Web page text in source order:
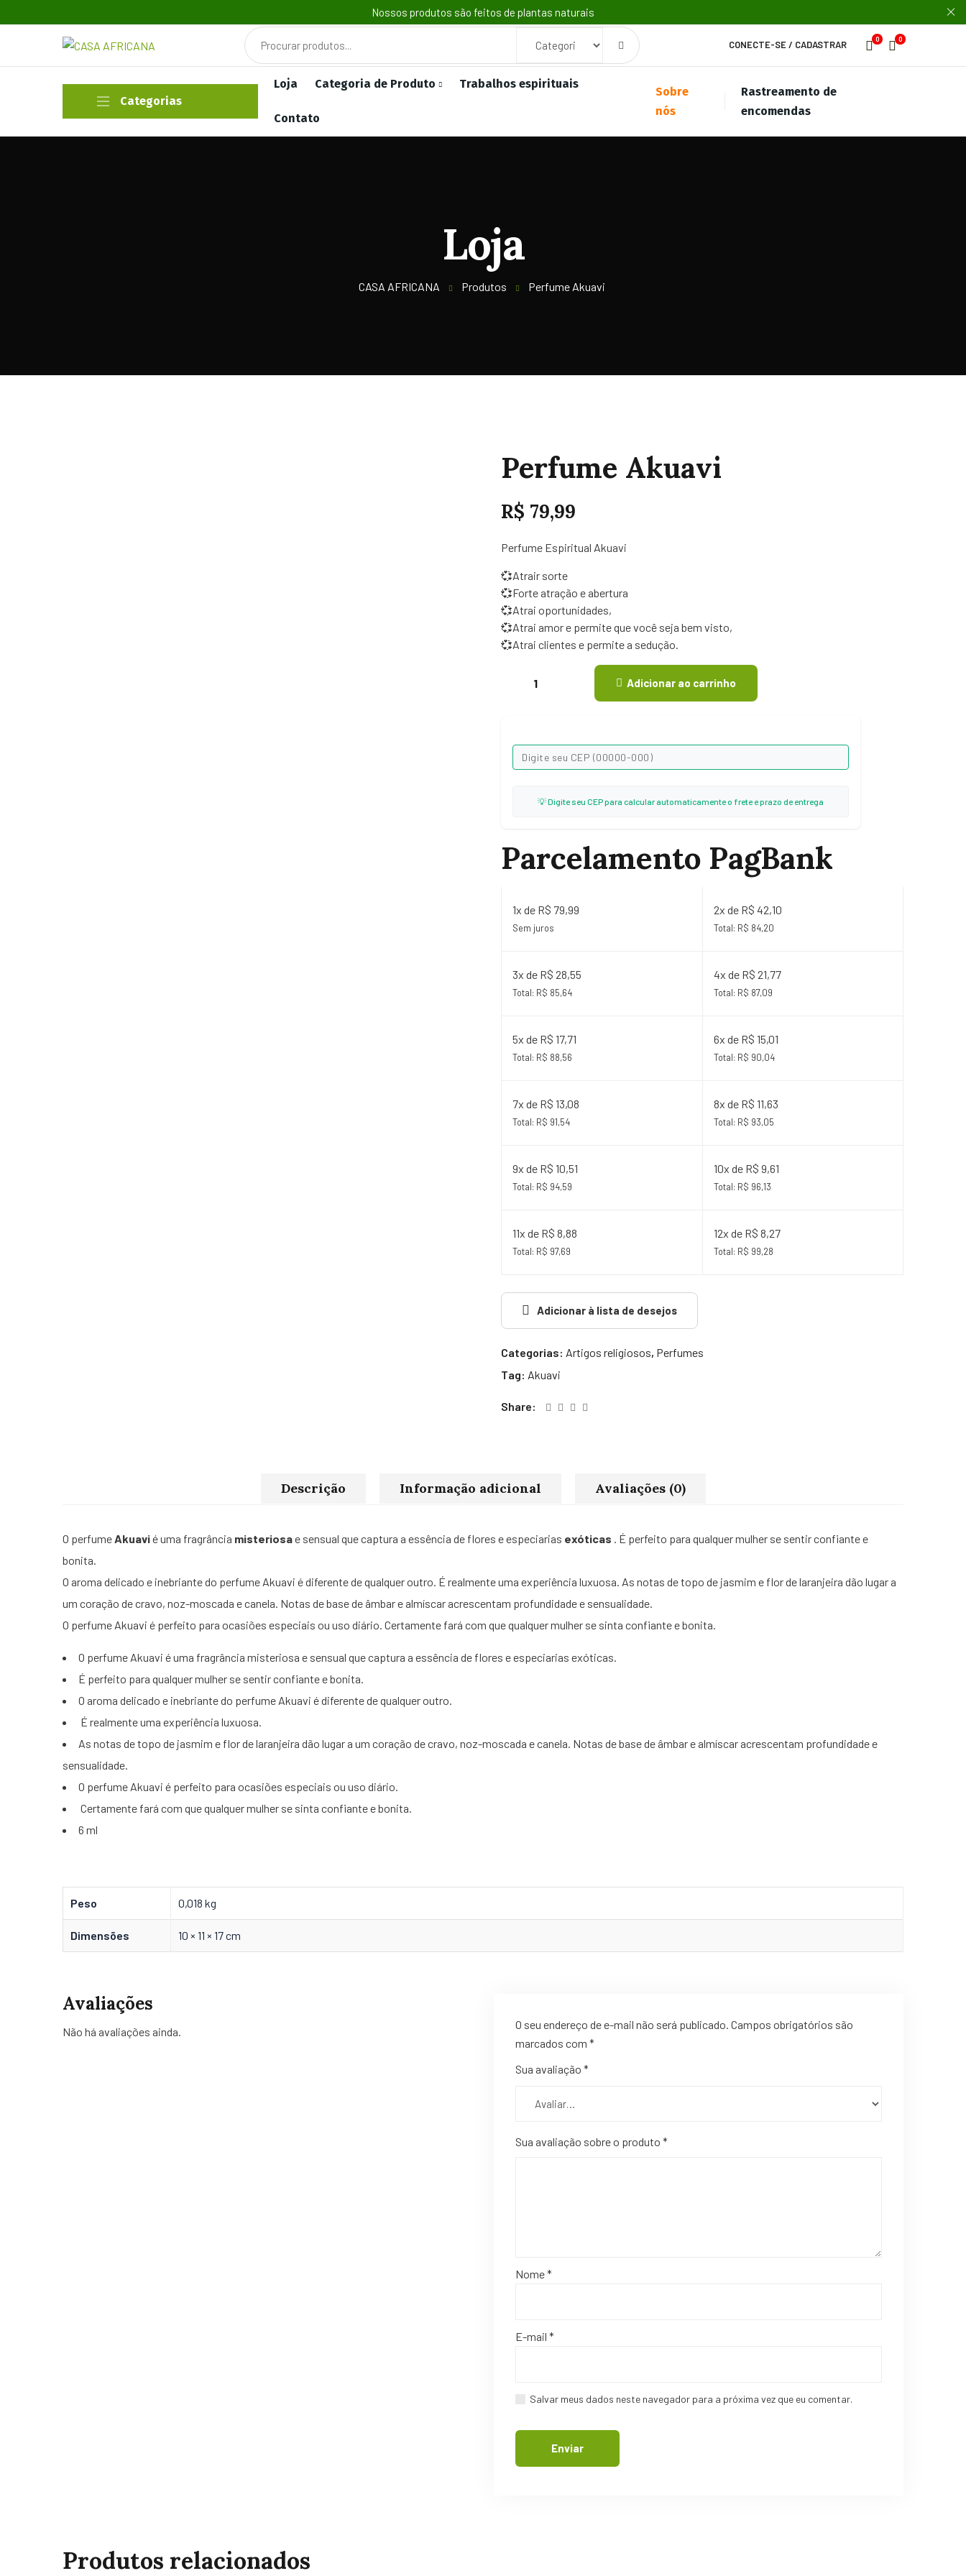
Nossos produtos são feitos de plantas naturais
CONECTE-SE/ CADASTRAR
0 0
Categorias
Loja Categoria de Produto Trabalhos espirituais
Contato
Sobre
nós
Rastreamento de
encomendas
Loja
CASA AFRICANA Produtos Perfume Akuavi
Perfume Akuavi
R$ 79,99
Perfume Espiritual Akuavi
💞Atrair sorte
💞Forte atração e abertura
💞Atrai oportunidades,
💞Atrai amor e permite que você seja bem visto,
💞Atrai clientes e permite a sedução.
Adicionar ao carrinho
💡 Digite seu CEP para calcular automaticamente o frete e prazo de entrega
Parcelamento PagBank
1x de R$ 79,99
Sem juros
2x de R$ 42,10
Total: R$ 84,20
3x de R$ 28,55
Total: R$ 85,64
4x de R$ 21,77
Total: R$ 87,09
5x de R$ 17,71
Total: R$ 88,56
6x de R$ 15,01
Total: R$ 90,04
7x de R$ 13,08
Total: R$ 91,54
8x de R$ 11,63
Total: R$ 93,05
9x de R$ 10,51
Total: R$ 94,59
10x de R$ 9,61
Total: R$ 96,13
11x de R$ 8,88
Total: R$ 97,69
12x de R$ 8,27
Total: R$ 99,28
Adicionar à lista de desejos
Categorias: Artigos religiosos, Perfumes
Tag: Akuavi
Share:
Descrição Informação adicional Avaliações (0)
O perfumeAkuavié uma fragrância misteriosae sensual que captura a essência de flores e especiarias exóticas . É perfeito para qualquer mulher se sentir confiante e
bonita.
O aroma delicado e inebriante do perfume Akuavi é diferente de qualquer outro. É realmente uma experiência luxuosa. As notas de topo de jasmim e flor de laranjeira dão lugar a
um coração de cravo, noz-moscada e canela. Notas de base de âmbar e almíscar acrescentam profundidade e sensualidade.
O perfume Akuavi é perfeito para ocasiões especiais ou uso diário. Certamente fará com que qualquer mulher se sinta confiante e bonita.
O perfume Akuavi é uma fragrância misteriosa e sensual que captura a essência de flores e especiarias exóticas.
É perfeito para qualquer mulher se sentir confiante e bonita.
O aroma delicado e inebriante do perfume Akuavi é diferente de qualquer outro.
É realmente uma experiência luxuosa.
As notas de topo de jasmim e flor de laranjeira dão lugar a um coração de cravo, noz-moscada e canela. Notas de base de âmbar e almíscar acrescentam profundidade e
sensualidade.
O perfume Akuavi é perfeito para ocasiões especiais ou uso diário.
Certamente fará com que qualquer mulher se sinta confiante e bonita.
6 ml
Peso 0,018 kg
Dimensões 10 × 11 × 17 cm
Avaliações
Não há avaliações ainda.
O seu endereço de e-mail não será publicado. Campos obrigatórios são
marcados com *
Sua avaliação *
Sua avaliação sobre o produto *
Nome*
E-mail *
Salvar meus dados neste navegador para a próxima vez que eu comentar.
Produtos relacionados